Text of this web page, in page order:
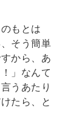
もとは
そう簡単
から、あ
」なんて
うあたり
たら、と